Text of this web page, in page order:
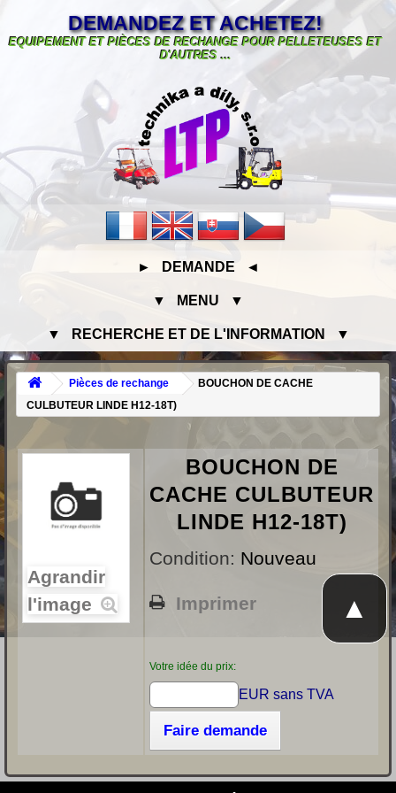
DEMANDEZ ET ACHETEZ!
EQUIPEMENT ET PIÈCES DE RECHANGE POUR PELLETEUSES ET
D'AUTRES ...
► DEMANDE ◄
▼ MENU ▼
▼ RECHERCHE ET DE L'INFORMATION ▼
Pièces de rechange
BOUCHON DE CACHE
CULBUTEUR LINDE H12-18T)
Agrandir
l'image
BOUCHON DE
CACHE CULBUTEUR
LINDE H12-18T)
Condition: Nouveau
Imprimer
Votre idée du prix:
EUR sans TVA
Faire demande
▲